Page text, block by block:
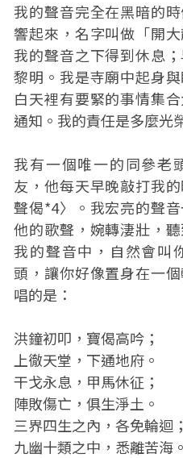
我的聲音完全在黑暗的
響起來，名字叫做「開
我的聲音之下得到休息
黎明。我是寺廟中起身
白天裡有要緊的事情集
通知。我的責任是多麼光
我有一個唯一的同參老
友，他每天早晚敲打我
聲偈*4〉。我宏亮的聲
他的歌聲，婉轉淒壯，
我的聲音中，自然會叫
頭，讓你好像置身在一
唱的是：
洪鐘初叩，寶偈高吟；
上徹天堂，下通地府。
干戈永息，甲馬休征；
陣敗傷亡，俱生淨土。
三界四生之內，各免輪迴；
九幽十類之中，悉離苦海。